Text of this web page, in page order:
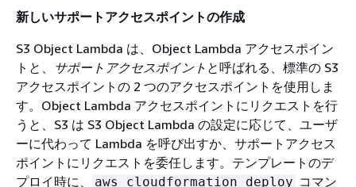
新しいサポートアクセスポイントの作成
S3 Object Lambda は、Object Lambda アクセスポイン
トと、 サポートアクセスポイント と呼ばれる、標準の S3
アクセスポイントの 2 つのアクセスポイントを使用しま
す。Object Lambda アクセスポイントにリクエストを行
うと、S3 は S3 Object Lambda の設定に応じて、ユーザ
ーに代わって Lambda を呼び出すか、サポートアクセス
ポイントにリクエストを委任します。テンプレートのデ
プロイ時に、
aws cloudformation deploy コマン